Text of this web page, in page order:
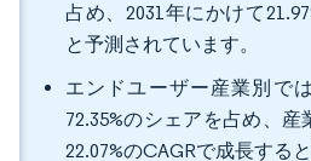
占め、2031年にかけて
と予測されています。
エンドユーザー産業別で
72.35%のシェアを占め、産
22.07%のCAGRで成長する